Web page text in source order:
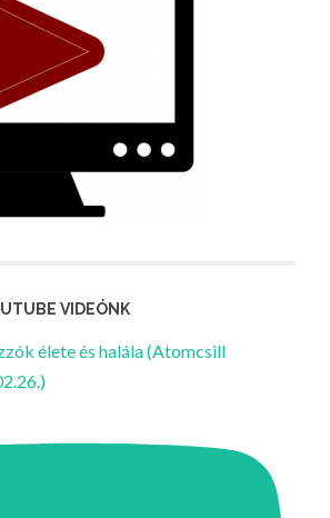
VIDEÓNK
élete és halála (Atomcsill